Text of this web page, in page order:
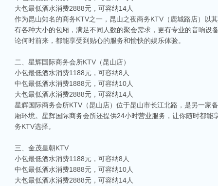
大包最低酒水消费2888元，可容纳14人
作为昆山知名的商务KTV之一，昆山之夜商务KTV（鹿城路店）以
有各种大小的包厢，满足不同人数的聚会需求，更有专业的音响
论何时前来，都能享受到贴心的服务和愉快的娱乐体验。
二、星辉国际商务会所KTV（昆山店）
小包最低酒水消费1188元，可容纳8人
中包最低酒水消费1888元，可容纳10人
大包最低酒水消费2888元，可容纳14人
星辉国际商务会所KTV（昆山店）位于昆山市长江北路，是另一家
厢环境。星辉国际商务会所还提供24小时营业服务，让你随时都
务KTV选择。
三、金茂皇朝KTV
小包最低酒水消费1188元，可容纳8人
中包最低酒水消费1888元，可容纳10人
大包最低酒水消费2888元，可容纳14人